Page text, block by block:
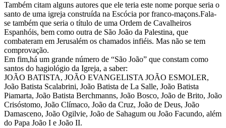
Também citam alguns autores que ele teria este nome porque seria o
santo de uma igreja construída na Escócia por franco-maçons.Fala-
se também que seria o título de uma Ordem de Cavalheiros
Espanhóis, bem como outra de São João da Palestina, que
combateram em Jerusalém os chamados infiéis. Mas não se tem
comprovação.
Em fim,há um grande número de “São João” que constam como
santos do hagiológio da Igreja, a saber:
JOÃO BATISTA, JOÃO EVANGELISTA JOÃO ESMOLER,
João Batista Scalabrini, João Batista de La Salle, João Batista
Piamarta, João Batista Berchmanns, João Bosco, João de Brito, João
Crisóstomo, João Clímaco, João da Cruz, João de Deus, João
Damasceno, João Ogilvie, João de Sahagum ou João Facundo, além
do Papa João I e João II.